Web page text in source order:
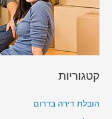
קטגוריות
הובלת דירה בדרום